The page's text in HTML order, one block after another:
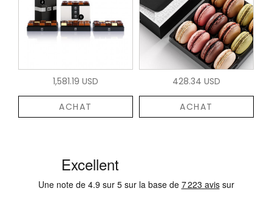
1,581.19 USD
ACHAT
428.34 USD
ACHAT